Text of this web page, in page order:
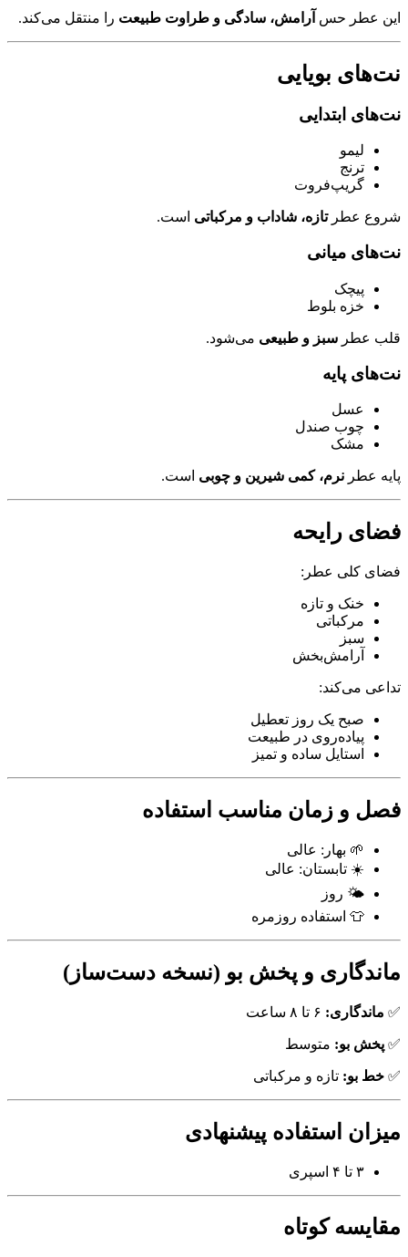
این عطر حس آرامش، سادگی و طراوت طبیعت را منتقل می‌کند.
نت‌های بویایی
نت‌های ابتدایی
لیمو
ترنج
گریپ‌فروت
شروع عطرتازه، شاداب و مرکباتی است.
نت‌های میانی
پیچک
خزه بلوط
قلب عطر سبز و طبیعی می‌شود.
نت‌های پایه
عسل
چوب صندل
مشک
پایه عطر نرم، کمی شیرین و چوبی است.
فضای رایحه
فضای کلی عطر:
خنک و تازه
مرکباتی
سبز
آرامش‌بخش
تداعی می‌کند:
صبح یک روز تعطیل
پیاده‌روی در طبیعت
استایل ساده و تمیز
فصل و زمان مناسب استفاده
🌱 بهار: عالی
☀️ تابستان: عالی
🌤 روز
👕 استفاده روزمره
ماندگاری و پخش بو (نسخه دست‌ساز)
✅ ماندگاری:
✅ پخش بو: متوسط
✅ خط بو: تازه و مرکباتی
میزان استفاده پیشنهادی
۳ تا ۴ اسپری
مقایسه کوتاه